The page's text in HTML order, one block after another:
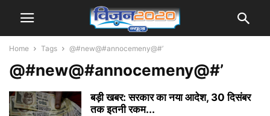
Home Tags @#new@#annocemeny@#’
@#new@#annocemeny@#’
बड़ी खबर: सरकार का नया आदेश, 30 दिसंबर
तक इतनी रकम...